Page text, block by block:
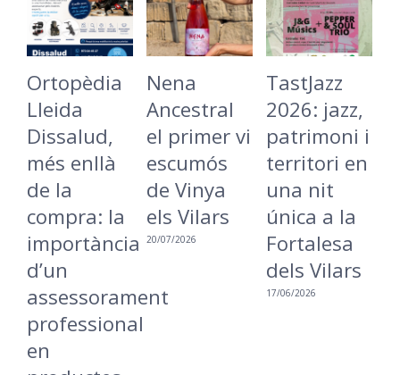
La
Batecada
Cargolada
torna a
Lleida per
reivindicar
una ciutat
més
inclusiva i
accessible
16/06/2026
Ortopèdia
Lleida
Dissalud,
més enllà
de la
compra: la
importància
assessorament
Nena
Ancestral
el primer vi
escumós
de Vinya
els Vilars
20/07/2026